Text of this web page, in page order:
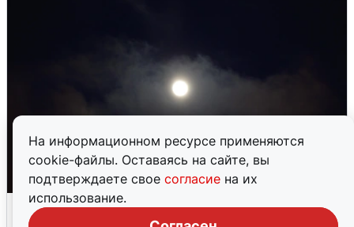
На информационном ресурсе применяются
cookie-файлы. Оставаясь на сайте, вы
подтверждаете свое согласие на их
использование.
Взрывы в Воронеже после сигнала